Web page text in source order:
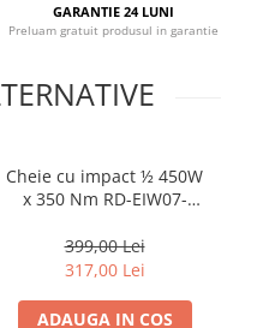
GARANTIE 24 LUNI
Preluam gratuit produsul in garantie
Cheie cu impact ½ 450W
x 350 Nm RD-EIW07-
399,00 Lei
317,00 Lei
ADAUGA IN COS